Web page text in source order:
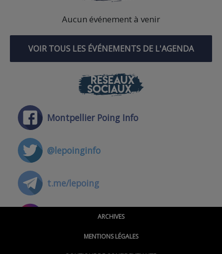
Aucun événement à venir
VOIR TOUS LES ÉVÉNEMENTS DE L'AGENDA
RÉSEAUX
SOCIAUX
Montpellier Poing Info
@lepoinginfo
t.me/lepoing
@montpellierpoinginfo
ARCHIVES
MENTIONS LÉGALES